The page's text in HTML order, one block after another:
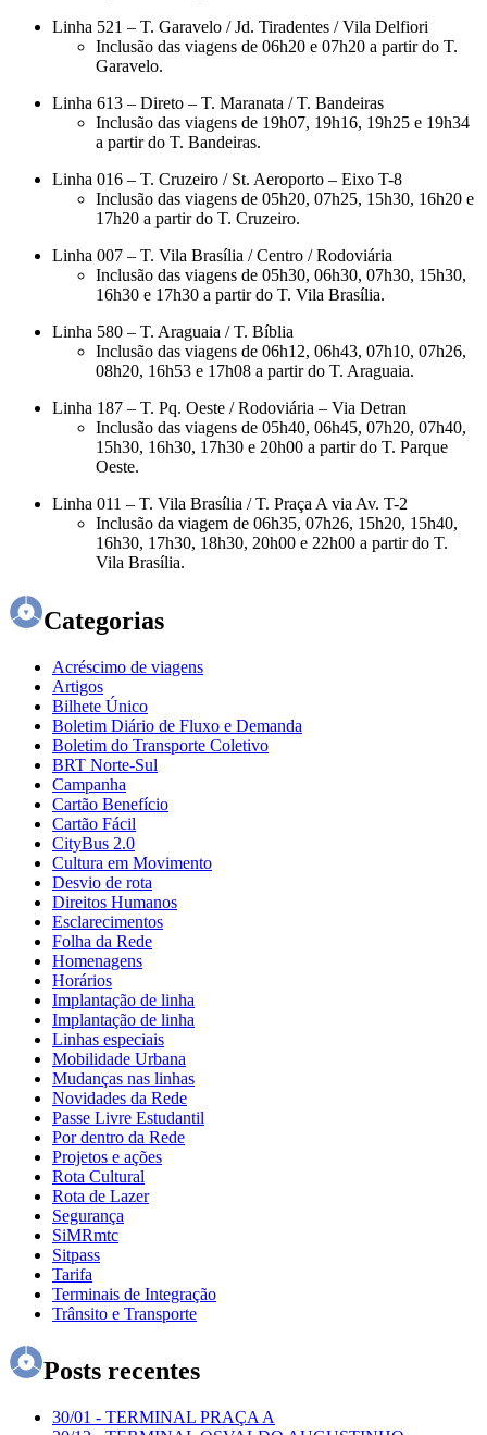
Linha 521 – T. Garavelo / Jd. Tiradentes / Vila Delfiori
Inclusão das viagens de 06h20 e 07h20 a partir do T.
Garavelo.
Linha 613 – Direto – T. Maranata / T. Bandeiras
Inclusão das viagens de 19h07, 19h16, 19h25 e 19h34
a partir do T. Bandeiras.
Linha 016 – T. Cruzeiro / St. Aeroporto – Eixo T-8
Inclusão das viagens de 05h20, 07h25, 15h30, 16h20 e
17h20 a partir do T. Cruzeiro.
Linha 007 – T. Vila Brasília / Centro / Rodoviária
Inclusão das viagens de 05h30, 06h30, 07h30, 15h30,
16h30 e 17h30 a partir do T. Vila Brasília.
Linha 580 – T. Araguaia / T. Bíblia
Inclusão das viagens de 06h12, 06h43, 07h10, 07h26,
08h20, 16h53 e 17h08 a partir do T. Araguaia.
Linha 187 – T. Pq. Oeste / Rodoviária – Via Detran
Inclusão das viagens de 05h40, 06h45, 07h20, 07h40,
15h30, 16h30, 17h30 e 20h00 a partir do T. Parque
Oeste.
Linha 011 – T. Vila Brasília / T. Praça A via Av. T-2
Inclusão da viagem de 06h35, 07h26, 15h20, 15h40,
16h30, 17h30, 18h30, 20h00 e 22h00 a partir do T.
Vila Brasília.
Categorias
Acréscimo de viagens
Artigos
Bilhete Único
Boletim Diário de Fluxo e Demanda
Boletim do Transporte Coletivo
BRT Norte-Sul
Campanha
Cartão Benefício
Cartão Fácil
CityBus 2.0
Cultura em Movimento
Desvio de rota
Direitos Humanos
Esclarecimentos
Folha da Rede
Homenagens
Horários
Implantação de linha
Implantação de linha
Linhas especiais
Mobilidade Urbana
Mudanças nas linhas
Novidades da Rede
Passe Livre Estudantil
Por dentro da Rede
Projetos e ações
Rota Cultural
Rota de Lazer
Segurança
SiMRmtc
Sitpass
Tarifa
Terminais de Integração
Trânsito e Transporte
Posts recentes
30/01 - TERMINAL PRAÇA A